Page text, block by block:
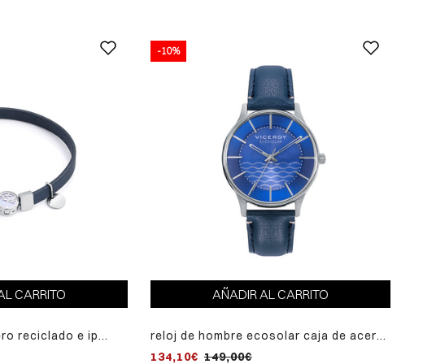
CARRITO
reciclado e ip
-10%
AÑADIR AL CARRITO
reloj de hombre ecosolar caja de acero
134,10€ 149,00€